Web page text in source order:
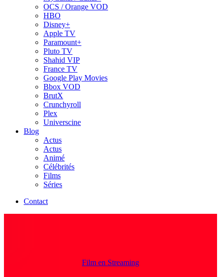
OCS / Orange VOD
HBO
Disney+
Apple TV
Paramount+
Pluto TV
Shahid VIP
France TV
Google Play Movies
Bbox VOD
BrutX
Crunchyroll
Plex
Universcine
Blog
Actus
Actus
Animé
Célébrités
Films
Séries
Contact
Film en Streaming